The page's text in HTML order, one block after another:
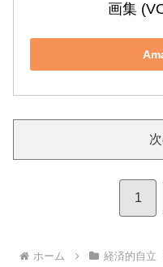
画集
1
ホーム 経済的自立